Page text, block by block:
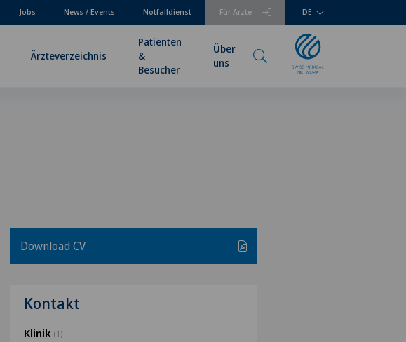
Für Ärzte
Jobs News / Events Notfalldienst DE
Ärzteverzeichnis
Patienten
&
Besucher
Über
uns
Download CV
Kontakt
Klinik (1)